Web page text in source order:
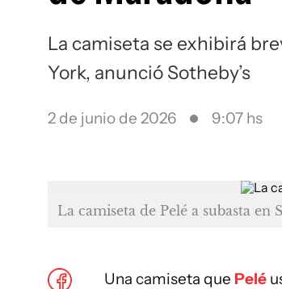
La camiseta se exhibirá
York, anunció Sotheby’s
2 de junio de 2026 9:07 hs
La camiseta de Pelé a subasta en
Una camiseta que Pelé